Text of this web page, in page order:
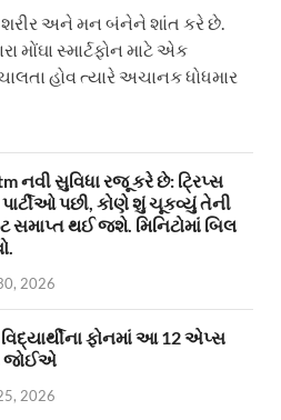
શરીર અને મન બંનેને શાંત કરે છે.
મોંઘા સ્માર્ટફોન માટે એક
હોવ ત્યારે અચાનક ધોધમાર
નવી સુવિધા રજૂ કરે છે: ટ્રિપ્સ
પછી, કોણે શું ચૂકવ્યું તેની
થઈ જશે. મિનિટોમાં બિલ
2026
ફોનમાં આ 12 એપ્સ
જોઈએ
2026